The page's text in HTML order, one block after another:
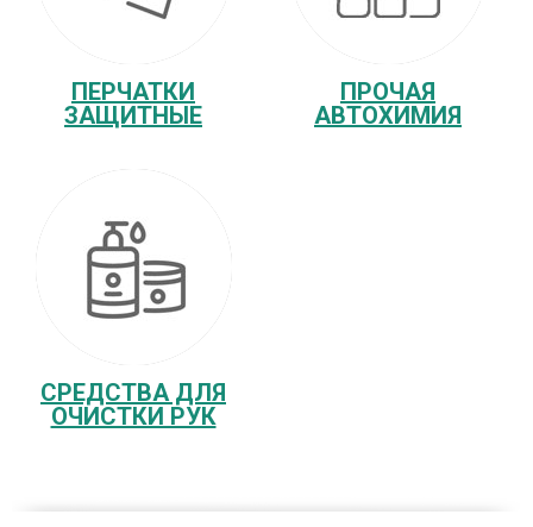
ПЕРЧАТКИ
ЗАЩИТНЫЕ
ПРОЧАЯ
АВТОХИМИЯ
СРЕДСТВА ДЛЯ
ОЧИСТКИ РУК